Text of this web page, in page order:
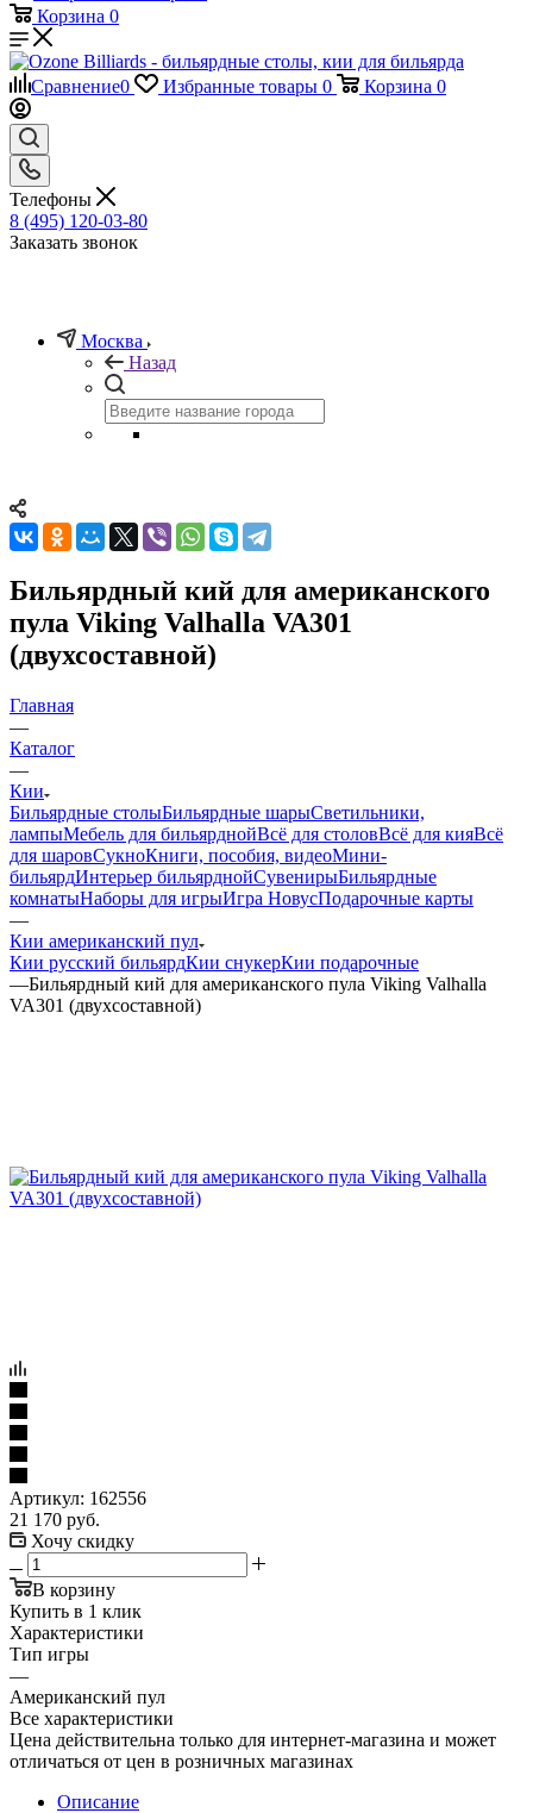
Корзина 0
Сравнение0 Избранные товары 0 Корзина 0
Телефоны
8 (495) 120-03-80
Заказать звонок
Москва
Назад
Бильярдный кий для американского
пула Viking Valhalla VA301
(двухсоставной)
Главная
—
Каталог
—
Кии
Бильярдные столыБильярдные шарыСветильники,
лампыМебель для бильярднойВсё для столовВсё для кияВсё
для шаровСукноКниги, пособия, видеоМини-
бильярдИнтерьер бильярднойСувенирыБильярдные
комнатыНаборы для игрыИгра НовусПодарочные карты
—
Кии американский пул
Кии русский бильярдКии снукерКии подарочные
—Бильярдный кий для американского пула Viking Valhalla
VA301 (двухсоставной)
Артикул: 162556
21 170 руб.
Хочу скидку
В корзину
Купить в 1 клик
Характеристики
Тип игры
—
Американский пул
Все характеристики
Цена действительна только для интернет-магазина и может
отличаться от цен в розничных магазинах
Описание